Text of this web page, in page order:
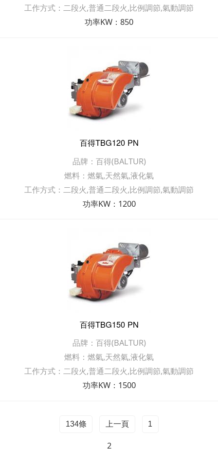
工作方式：二段火,普通二段火,比例調節,氣動調節
功率KW：850
百得TBG120 PN
品牌：百得(BALTUR)
燃料：燃氣,天然氣,液化氣
工作方式：二段火,普通二段火,比例調節,氣動調節
功率KW：1200
百得TBG150 PN
品牌：百得(BALTUR)
燃料：燃氣,天然氣,液化氣
工作方式：二段火,普通二段火,比例調節,氣動調節
功率KW：1500
134條 上一頁 1
2